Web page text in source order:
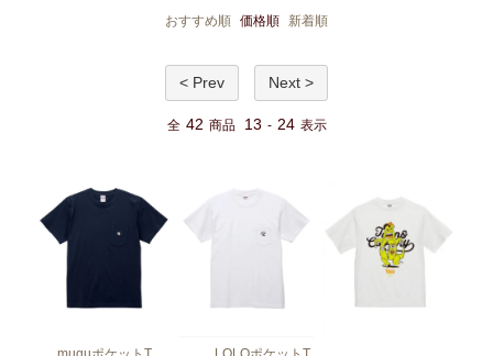
おすすめ順 価格順 新着順
< Prev Next >
全 42 商品 13 - 24 表示